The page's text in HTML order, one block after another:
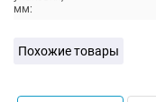
мм:
Похожие товары